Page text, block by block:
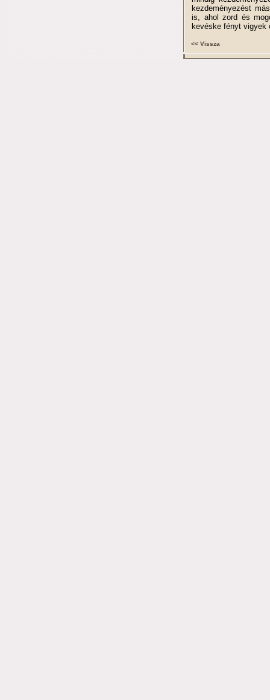
kezdeményezést
is, ahol zord és
kevéske fényt vigyek
<< Vissza